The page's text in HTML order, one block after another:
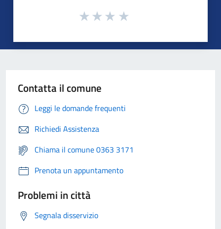
Contatta il comune
Leggi le domande frequenti
Richiedi Assistenza
Chiama il comune 0363 3171
Prenota un appuntamento
Problemi in città
Segnala disservizio